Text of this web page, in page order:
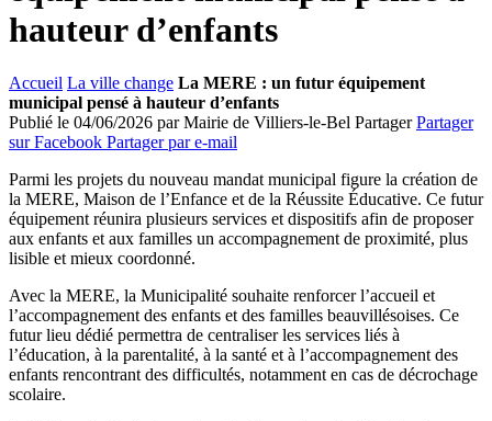
hauteur d’enfants
Accueil La ville change La MERE : un futur équipement
municipal pensé à hauteur d’enfants
Publié le 04/06/2026 par Mairie de Villiers-le-Bel Partager Partager
sur Facebook Partager par e-mail
Parmi les projets du nouveau mandat municipal figure la création de
la MERE, Maison de l’Enfance et de la Réussite Éducative. Ce futur
équipement réunira plusieurs services et dispositifs afin de proposer
aux enfants et aux familles un accompagnement de proximité, plus
lisible et mieux coordonné.
Avec la MERE, la Municipalité souhaite renforcer l’accueil et
l’accompagnement des enfants et des familles beauvillésoises. Ce
futur lieu dédié permettra de centraliser les services liés à
l’éducation, à la parentalité, à la santé et à l’accompagnement des
enfants rencontrant des difficultés, notamment en cas de décrochage
scolaire.